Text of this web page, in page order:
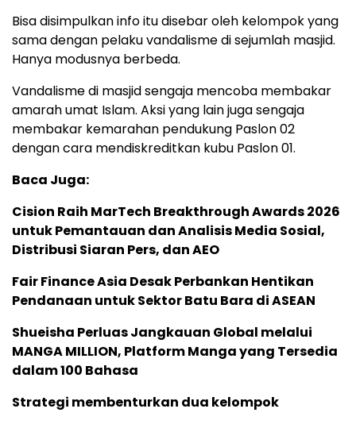
Bisa disimpulkan info itu disebar oleh kelompok yang
sama dengan pelaku vandalisme di sejumlah masjid.
Hanya modusnya berbeda.
Vandalisme di masjid sengaja mencoba membakar
amarah umat Islam. Aksi yang lain juga sengaja
membakar kemarahan pendukung Paslon 02
dengan cara mendiskreditkan kubu Paslon 01.
Baca Juga:
Cision Raih MarTech Breakthrough Awards 2026
untuk Pemantauan dan Analisis Media Sosial,
Distribusi Siaran Pers, dan AEO
Fair Finance Asia Desak Perbankan Hentikan
Pendanaan untuk Sektor Batu Bara di ASEAN
Shueisha Perluas Jangkauan Global melalui
MANGA MILLION, Platform Manga yang Tersedia
dalam 100 Bahasa
Strategi membenturkan dua kelompok